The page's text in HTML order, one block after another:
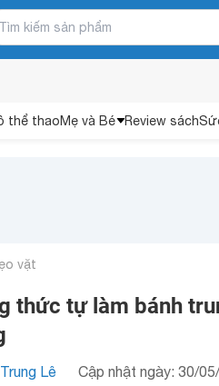
thể thaoMẹ và Bé Review sách
vặt
thức tự làm bánh
Lê Cập nhật ngày: 30/